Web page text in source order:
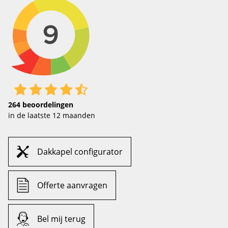
264 beoordelingen
in de laatste 12 maanden
Dakkapel configurator
Offerte aanvragen
Bel mij terug